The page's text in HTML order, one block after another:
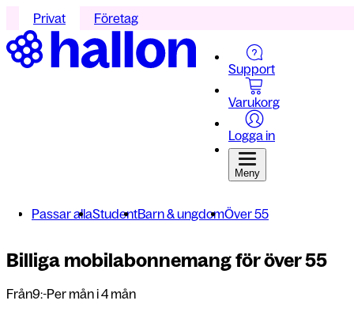
Privat Företag
Support
Varukorg
Logga in
Meny
Passar allaStudentBarn & ungdomÖver 55
Billiga mobilabonnemang för över 55
Från9:-Per mån i 4 mån